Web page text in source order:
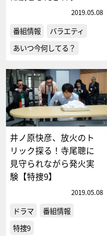
2019.05.08
番組情報
バラエティ
あいつ今何してる？
井ノ原快彦、放火のト
リック探る！寺尾聰に
見守られながら発火実
験【特捜9】
2019.05.08
ドラマ
番組情報
特捜9